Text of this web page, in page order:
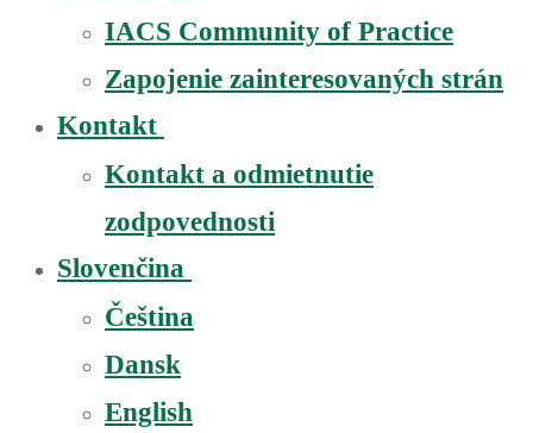
IACS Community of Practice
Zapojenie zainteresovaných strán
Kontakt
Kontakt a odmietnutie
zodpovednosti
Slovenčina
Čeština
Dansk
English